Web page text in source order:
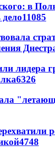
в
11085
лидера
6326
4748